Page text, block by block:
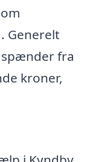
Generelt
fra
kroner,